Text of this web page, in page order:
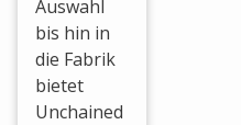
Auswahl
bis hin in
die Fabrik
bietet
Unchained